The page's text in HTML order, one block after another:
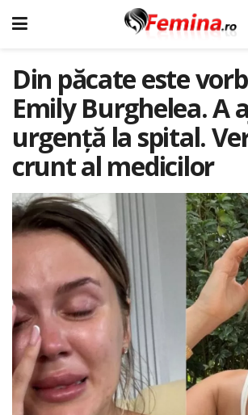
Din păcate este
Emily Burghelea. A
urgență la spital.
crunt al medicilor